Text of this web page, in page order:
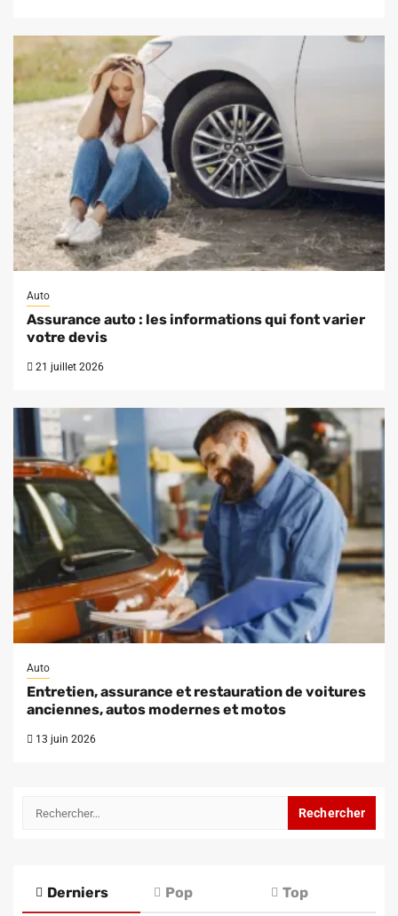
Auto
Assurance auto : les informations qui font varier
votre devis
21 juillet 2026
Auto
Entretien, assurance et restauration de voitures
anciennes, autos modernes et motos
13 juin 2026
Rechercher :
Derniers Pop Top